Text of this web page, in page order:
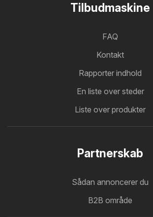
Tilbudmaskine
FAQ
Kontakt
Rapporter indhold
En liste over steder
Liste over produkter
Partnerskab
Sådan annoncerer du
B2B område